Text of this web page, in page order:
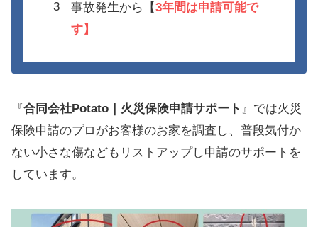
事故発生から【3年間は申請可能で
す】
『合同会社Potato｜火災保険申請サポート 』では火災
保険申請のプロがお客様のお家を調査し、普段気付か
ない小さな傷などもリストアップし申請のサポートを
しています。